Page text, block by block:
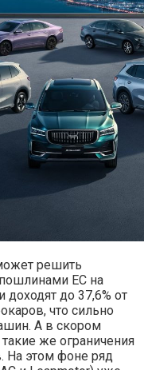
решить
ЕС на
до 37,6% от
что сильно
А в скором
же ограничения
На этом фоне ряд